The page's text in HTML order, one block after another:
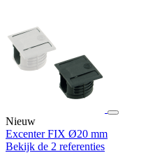
Nieuw
Excenter FIX Ø20 mm
Bekijk de 2 referenties